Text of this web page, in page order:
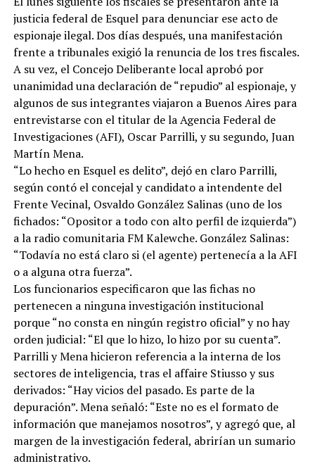
justicia federal de Esquel para denunciar ese acto de
espionaje ilegal. Dos días después, una manifestación
frente a tribunales exigió la renuncia de los tres fiscales.
A su vez, el Concejo Deliberante local aprobó por
unanimidad una declaración de “repudio” al espionaje, y
algunos de sus integrantes viajaron a Buenos Aires para
entrevistarse con el titular de la Agencia Federal de
Investigaciones (AFI), Oscar Parrilli, y su segundo, Juan
Martín Mena.
“Lo hecho en Esquel es delito”, dejó en claro Parrilli,
según contó el concejal y candidato a intendente del
Frente Vecinal, Osvaldo González Salinas (uno de los
fichados: “Opositor a todo con alto perfil de izquierda”)
a la radio comunitaria FM Kalewche. González Salinas:
“Todavía no está claro si (el agente) pertenecía a la AFI
o a alguna otra fuerza”.
Los funcionarios especificaron que las fichas no
pertenecen a ninguna investigación institucional
porque “no consta en ningún registro oficial” y no hay
orden judicial: “El que lo hizo, lo hizo por su cuenta”.
Parrilli y Mena hicieron referencia a la interna de los
sectores de inteligencia, tras el affaire Stiusso y sus
derivados: “Hay vicios del pasado. Es parte de la
depuración”. Mena señaló: “Este no es el formato de
información que manejamos nosotros”, y agregó que, al
margen de la investigación federal, abrirían un sumario
administrativo.